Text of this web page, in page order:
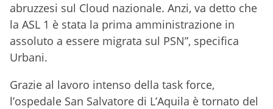
abruzzesi sul Cloud nazionale. Anzi, va detto che
la ASL 1 è stata la prima amministrazione in
assoluto a essere migrata sul PSN”, specifica
Urbani.
Grazie al lavoro intenso della task force,
l’ospedale San Salvatore di L’Aquila è tornato del